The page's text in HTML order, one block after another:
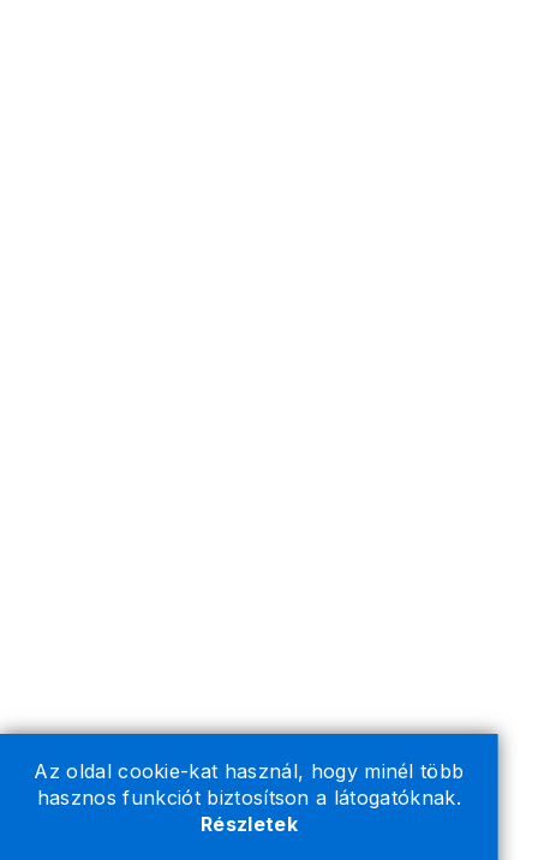
Az oldal cookie-kat használ, hogy minél több
hasznos funkciót biztosítson a látogatóknak.
Részletek